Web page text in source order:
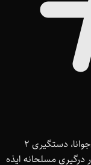
فرمانده انتظامی خوزستان از کشف ۳.۵ تن ماری‌جوانا، دستگیری ۲
مسلحانه ایذه